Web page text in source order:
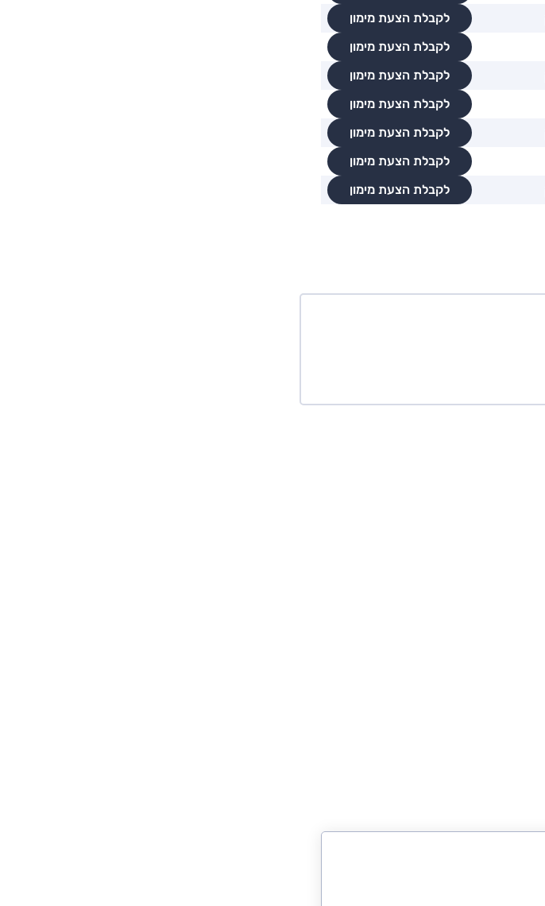
לקבלת הצעת מימון
לקבלת הצעת מימון
לקבלת הצעת מימון
לקבלת הצעת מימון
לקבלת הצעת מימון
לקבלת הצעת מימון
לקבלת הצעת מימון